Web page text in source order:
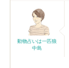
動物占いは一匹狼
中島